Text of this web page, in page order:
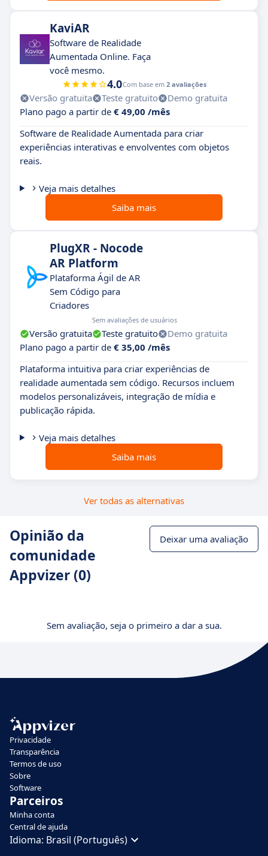
KaviAR
Software de Realidade
Aumentada Online. Faça
você mesmo.
4.0Com base em 2 avaliações
Versão gratuita Teste gratuito
Demo gratuita
Plano pago a partir de € 49,00 /mês
Software de Realidade Aumentada para criar
experiências interativas e envolventes com objetos
reais.
Veja mais detalhes
Saiba mais
PlugXR - Nocode
AR Platform
Plataforma Ágil de AR
Sem Código para
Criadores
Sem avaliações de usuários
Versão gratuita Teste gratuito
Demo gratuita
Plano pago a partir de € 35,00 /mês
Plataforma intuitiva para criar experiências de
realidade aumentada sem código. Recursos incluem
modelos personalizáveis, integração de mídia e
publicação rápida.
Veja mais detalhes
Saiba mais
Ver todas as alternativas
Opinião da
comunidade
Appvizer (0)
Deixar uma avaliação
Sem avaliação, seja o primeiro a dar a sua.
Privacidade
Transparência
Termos de uso
Sobre
Software
Parceiros
Minha conta
Central de ajuda
Idioma: Brasil (Português)